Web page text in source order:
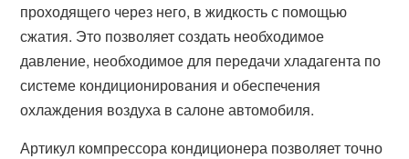
проходящего через него, в жидкость с помощью
сжатия. Это позволяет создать необходимое
давление, необходимое для передачи хладагента по
системе кондиционирования и обеспечения
охлаждения воздуха в салоне автомобиля.
Артикул компрессора кондиционера позволяет точно